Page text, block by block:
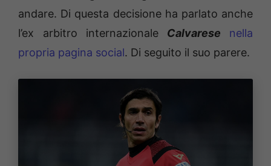
andare. Di questa decisione ha parlato anche
l’ex arbitro internazionale Calvarese
nella
propria pagina social. Di seguito il suo parere.